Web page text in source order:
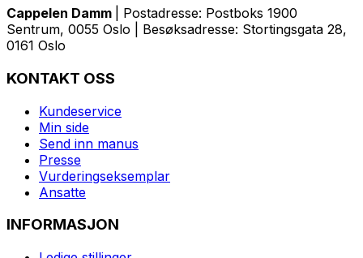
Cappelen Damm
| Postadresse: Postboks 1900
Sentrum, 0055 Oslo | Besøksadresse: Stortingsgata 28,
0161 Oslo
KONTAKT OSS
Kundeservice
Min side
Send inn manus
Presse
Vurderingseksemplar
Ansatte
INFORMASJON